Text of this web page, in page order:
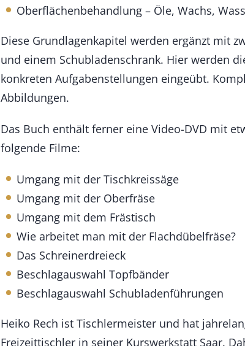
Oberflächenbehandlung – Öle, Wachs,
Diese Grundlagenkapitel werden ergänzt mit
und einem Schubladenschrank. Hier werden
konkreten Aufgabenstellungen eingeübt.
Abbildungen.
Das Buch enthält ferner eine Video-DVD mit
folgende Filme:
Umgang mit der Tischkreissäge
Umgang mit der Oberfräse
Umgang mit dem Frästisch
Wie arbeitet man mit der Flachdübelfräse?
Das Schreinerdreieck
Beschlagauswahl Topfbänder
Beschlagauswahl Schubladenführungen
Heiko Rech ist Tischlermeister und hat
Freizeittischler in seiner Kurswerkstatt Saar.